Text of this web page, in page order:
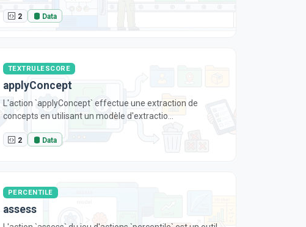
2 Data
TEXTRULESCORE
applyConcept
L'action `applyConcept` effectue une extraction de
concepts en utilisant un modèle d'extractio...
2 Data
PERCENTILE
assess